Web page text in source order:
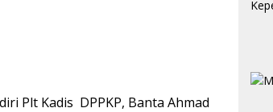
Plt Kadis DPPKP, Banta Ahmad